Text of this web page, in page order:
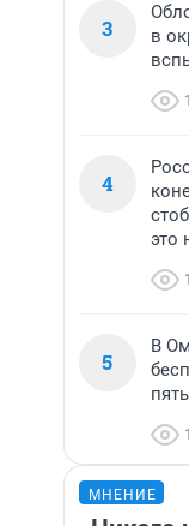
3
в
4
это
5
В
МНЕНИЕ